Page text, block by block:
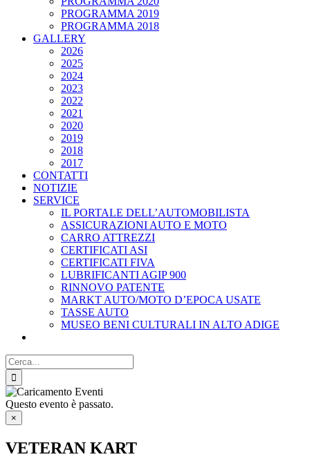
PROGRAMMA 2019
PROGRAMMA 2018
GALLERY
2026
2025
2024
2023
2022
2021
2020
2019
2018
2017
CONTATTI
NOTIZIE
SERVICE
IL PORTALE DELL’AUTOMOBILISTA
ASSICURAZIONI AUTO E MOTO
CARRO ATTREZZI
CERTIFICATI ASI
CERTIFICATI FIVA
LUBRIFICANTI AGIP 900
RINNOVO PATENTE
MARKT AUTO/MOTO D’EPOCA USATE
TASSE AUTO
MUSEO BENI CULTURALI IN ALTO ADIGE
Cerca
per:
Questo evento è passato.
×
VETERAN KART